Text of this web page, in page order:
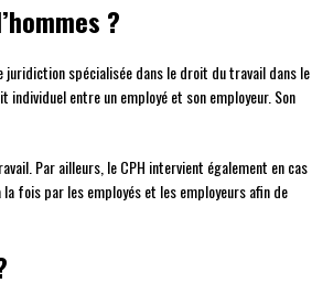
?
juridiction spécialisée dans le droit du travail dans le
entre un employé et son employeur. Son
Par ailleurs, le CPH intervient également en cas
fois par les employés et les employeurs afin de